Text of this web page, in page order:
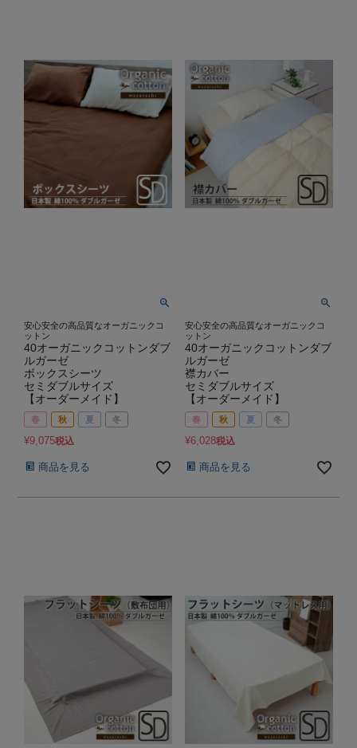
安心安全の高品質なオーガニックコ
ットン
40オーガニックコットンダブ
ルガーゼ
ボックスシーツ
セミダブルサイズ
【オーダーメイド】
春 秋 夏 冬
¥9,075税込
商品を見る
安心安全の高品質なオーガニックコ
ットン
40オーガニックコットンダブ
ルガーゼ
襟カバー
セミダブルサイズ
【オーダーメイド】
春 秋 夏 冬
¥6,028税込
商品を見る